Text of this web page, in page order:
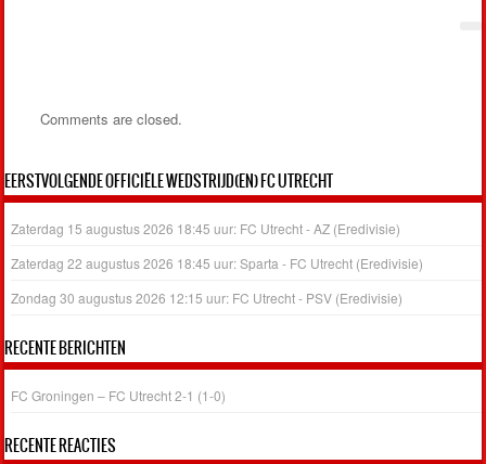
Comments are closed.
EERSTVOLGENDE OFFICIËLE WEDSTRIJD(EN) FC UTRECHT
Zaterdag 15 augustus 2026 18:45 uur: FC Utrecht - AZ (Eredivisie)
Zaterdag 22 augustus 2026 18:45 uur: Sparta - FC Utrecht (Eredivisie)
Zondag 30 augustus 2026 12:15 uur: FC Utrecht - PSV (Eredivisie)
RECENTE BERICHTEN
FC Groningen – FC Utrecht 2-1 (1-0)
RECENTE REACTIES